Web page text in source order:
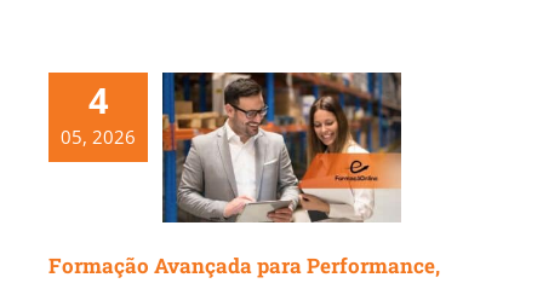
4
05, 2026
Formação Avançada para Performance,